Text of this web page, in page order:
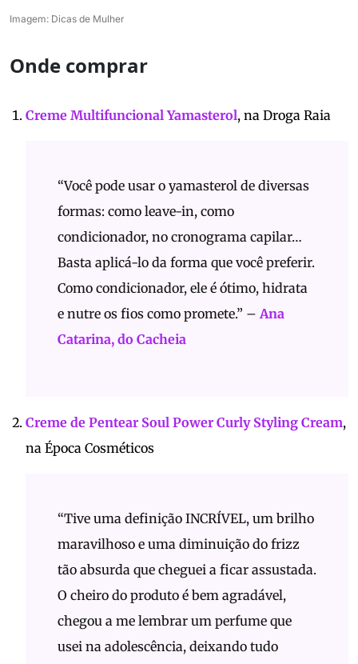
Imagem: Dicas de Mulher
Onde comprar
Creme Multifuncional Yamasterol, na Droga Raia
“Você pode usar o yamasterol de diversas
formas: como leave-in, como
condicionador, no cronograma capilar…
Basta aplicá-lo da forma que você preferir.
Como condicionador, ele é ótimo, hidrata
e nutre os fios como promete.” –Ana
Catarina, do Cacheia
Creme de Pentear Soul Power Curly Styling Cream,
na Época Cosméticos
“Tive uma definição INCRÍVEL, um brilho
maravilhoso e uma diminuição do frizz
tão absurda que cheguei a ficar assustada.
O cheiro do produto é bem agradável,
chegou a me lembrar um perfume que
usei na adolescência, deixando tudo